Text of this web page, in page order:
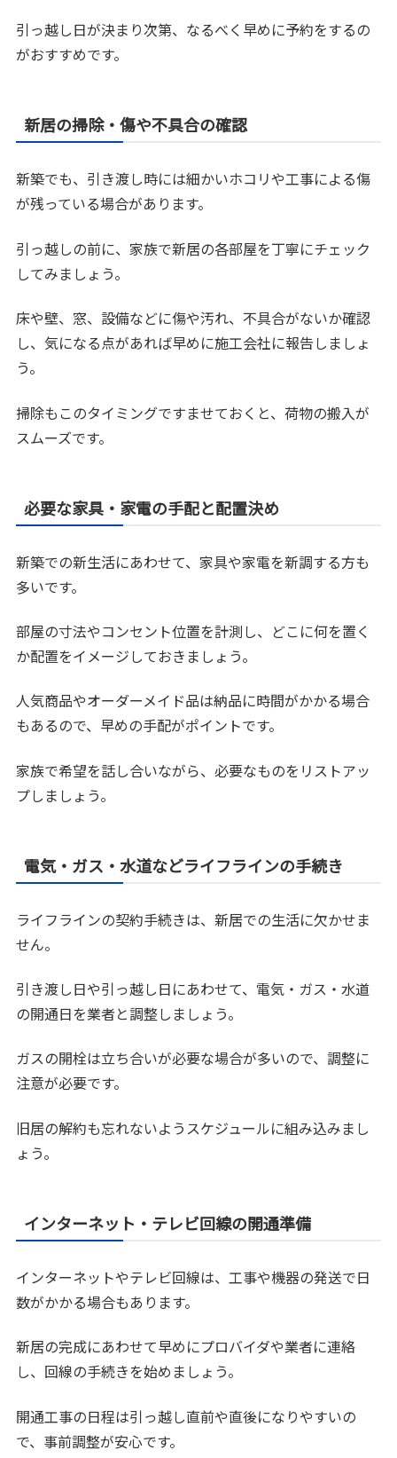
引っ越し日が決まり次第、なるべく早めに予約をするの
がおすすめです。
新居の掃除・傷や不具合の確認
新築でも、引き渡し時には細かいホコリや工事による傷
が残っている場合があります。
引っ越しの前に、家族で新居の各部屋を丁寧にチェック
してみましょう。
床や壁、窓、設備などに傷や汚れ、不具合がないか確認
し、気になる点があれば早めに施工会社に報告しましょ
う。
掃除もこのタイミングですませておくと、荷物の搬入が
スムーズです。
必要な家具・家電の手配と配置決め
新築での新生活にあわせて、家具や家電を新調する方も
多いです。
部屋の寸法やコンセント位置を計測し、どこに何を置く
か配置をイメージしておきましょう。
人気商品やオーダーメイド品は納品に時間がかかる場合
もあるので、早めの手配がポイントです。
家族で希望を話し合いながら、必要なものをリストアッ
プしましょう。
電気・ガス・水道などライフラインの手続き
ライフラインの契約手続きは、新居での生活に欠かせま
せん。
引き渡し日や引っ越し日にあわせて、電気・ガス・水道
の開通日を業者と調整しましょう。
ガスの開栓は立ち合いが必要な場合が多いので、調整に
注意が必要です。
旧居の解約も忘れないようスケジュールに組み込みまし
ょう。
インターネット・テレビ回線の開通準備
インターネットやテレビ回線は、工事や機器の発送で日
数がかかる場合もあります。
新居の完成にあわせて早めにプロバイダや業者に連絡
し、回線の手続きを始めましょう。
開通工事の日程は引っ越し直前や直後になりやすいの
で、事前調整が安心です。